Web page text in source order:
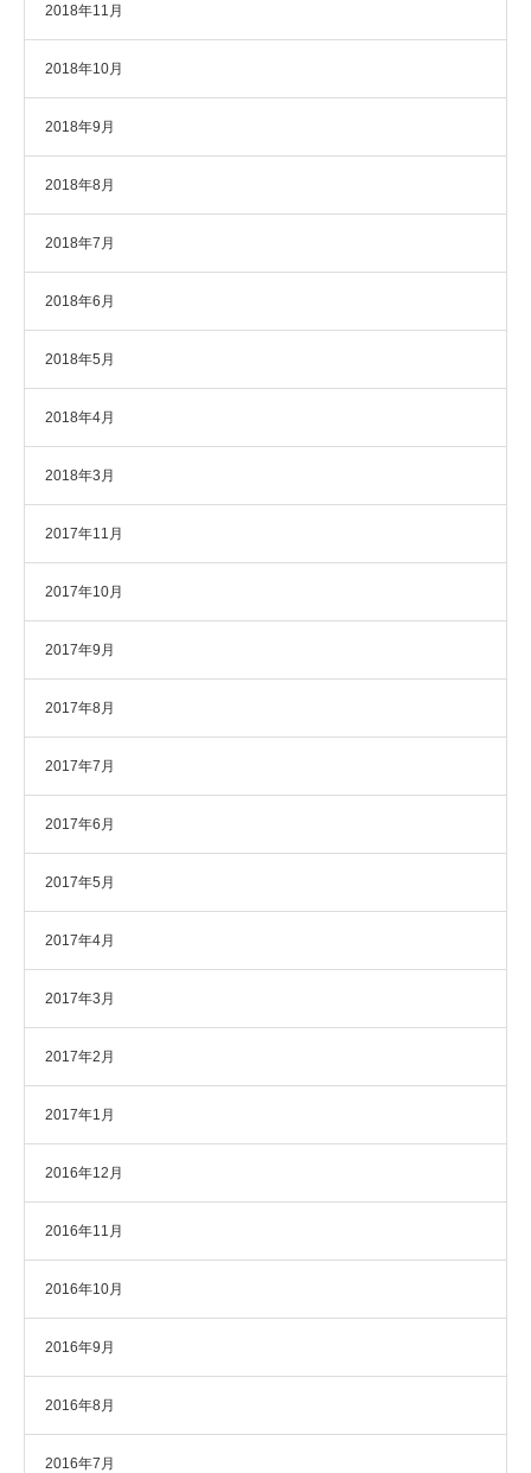
2018年11月
2018年10月
2018年9月
2018年8月
2018年7月
2018年6月
2018年5月
2018年4月
2018年3月
2017年11月
2017年10月
2017年9月
2017年8月
2017年7月
2017年6月
2017年5月
2017年4月
2017年3月
2017年2月
2017年1月
2016年12月
2016年11月
2016年10月
2016年9月
2016年8月
2016年7月